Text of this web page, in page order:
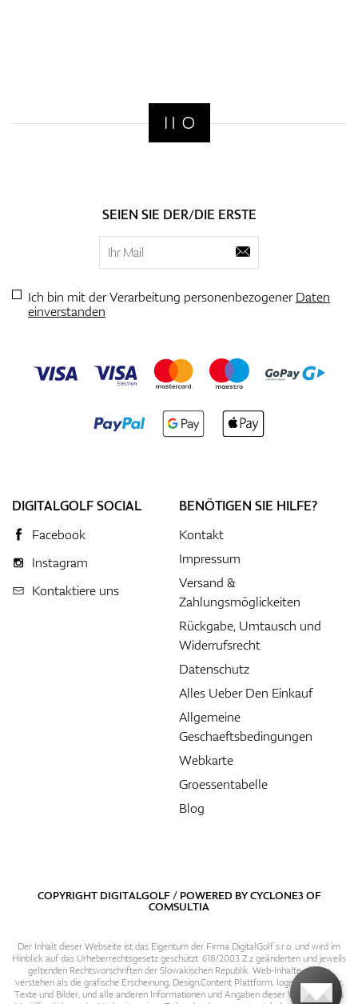
SEIEN SIE DER/DIE ERSTE
Ich bin mit der Verarbeitung personenbezogenerDaten
einverstanden
DIGITALGOLF SOCIAL
Facebook
Instagram
Kontaktiere uns
BENÖTIGEN SIE HILFE?
Kontakt
Impressum
Versand &
Zahlungsmöglickeiten
Rückgabe, Umtausch und
Widerrufsrecht
Datenschutz
Alles Ueber Den Einkauf
Allgemeine
Geschaeftsbedingungen
Webkarte
Groessentabelle
Blog
COPYRIGHT DIGITALGOLF / POWERED BYCYCLONE3OF
COMSULTIA
Der Inhalt dieser Webseite ist das Eigentum der Firma DigitalGolf s.r.o. und wird im
Hinblick auf das Urheberrechtsgesetz geschützt. 618/2003 Z.z geänderten und jeweils
geltenden Rechtsvorschriften der Slowakischen Republik. Web-Inhalte sind zu
verstehen als die grafische Erscheinung, Design,Content Plattform, logische Struktur,
Texte und Bilder, und alle anderen Informationen und Angaben dieser Webseite. Das